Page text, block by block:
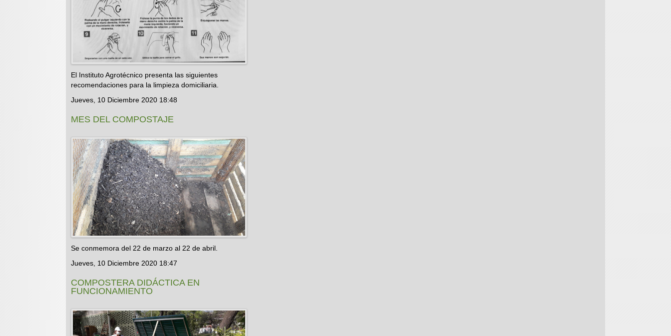
El Instituto Agrotécnico presenta las siguientes
recomendaciones para la limpieza domiciliaria.
Jueves, 10 Diciembre 2020 18:48
MES DEL COMPOSTAJE
Se conmemora del 22 de marzo al 22 de abril.
Jueves, 10 Diciembre 2020 18:47
COMPOSTERA DIDÁCTICA EN
FUNCIONAMIENTO